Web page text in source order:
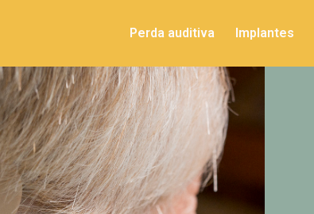
Perda auditiva Implantes